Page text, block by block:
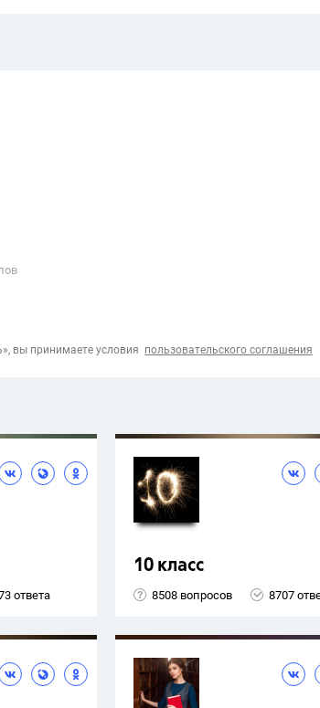
вы принимаете условия пользовательского соглашения
ответа
10 класс
8508 вопросов 8707